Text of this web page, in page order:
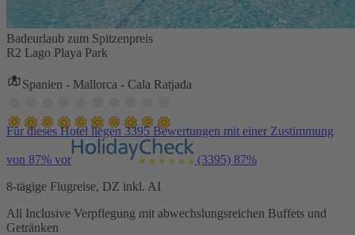
Badeurlaub zum Spitzenpreis
R2 Lago Playa Park
Spanien - Mallorca - Cala Ratjada
Für dieses Hotel liegen 3395 Bewertungen mit einer Zustimmung
von 87% vor (3395) 87%
8-tägige Flugreise, DZ inkl. AI
All Inclusive Verpflegung mit abwechslungsreichen Buffets und
Getränken